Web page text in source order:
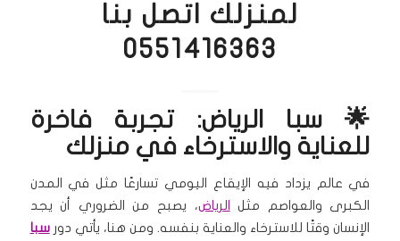
لمنزلك اتصل بنا
0551416363
🌟 سبا الرياض: تجربة فاخرة
للعناية والاسترخاء في منزلك
في عالم يزداد فيه الإيقاع اليومي تسارعًا مثل في المدن
الكبرى والعواصم مثل
الرياض، يصبح من الضروري أن يجد
الإنسان وقتًا للاسترخاء والعناية بنفسه. ومن هنا، يأتي دورسبا